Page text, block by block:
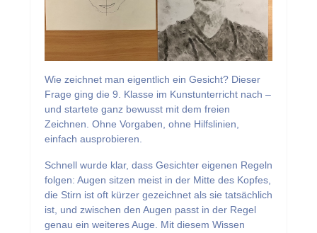
Wie zeichnet man eigentlich ein Gesicht? Dieser
Frage ging die 9. Klasse im Kunstunterricht nach –
und startete ganz bewusst mit dem freien
Zeichnen. Ohne Vorgaben, ohne Hilfslinien,
einfach ausprobieren.
Schnell wurde klar, dass Gesichter eigenen Regeln
folgen: Augen sitzen meist in der Mitte des Kopfes,
die Stirn ist oft kürzer gezeichnet als sie tatsächlich
ist, und zwischen den Augen passt in der Regel
genau ein weiteres Auge. Mit diesem Wissen